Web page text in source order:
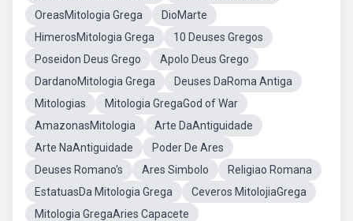
OreasMitologia Grega
DioMarte
HimerosMitologia Grega
10 Deuses Gregos
Poseidon Deus Grego
Apolo Deus Grego
DardanoMitologia Grega
Deuses DaRoma Antiga
Mitologias
Mitologia GregaGod of War
AmazonasMitologia
Arte DaAntiguidade
Arte NaAntiguidade
Poder De Ares
Deuses Romano's
Ares Simbolo
Religiao Romana
EstatuasDa Mitologia Grega
Ceveros MitolojiaGrega
Mitologia GregaAries Capacete